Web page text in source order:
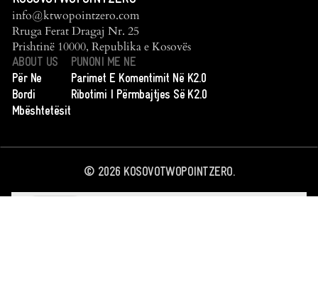
info@ktwopointzero.com
Rruga Ferat Dragaj Nr. 25
Prishtinë 10000, Republika e Kosovës
ABOUT US
Për Ne
Bordi
Mbështetësit
PUNONI ME NE
Parimet E Komentimit Në K2.0
Ribotimi I Përmbajtjes Së K2.0
© 2026KOSOVOTWOPOINTZERO.